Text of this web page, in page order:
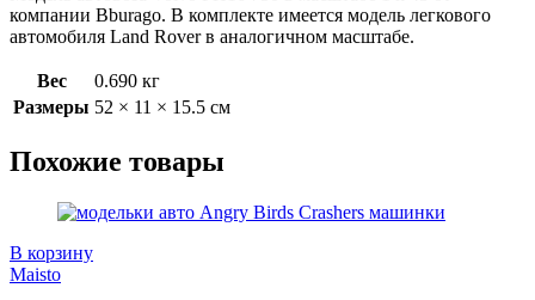
компании Bburago. В комплекте имеется модель легкового
автомобиля Land Rover в аналогичном масштабе.
Вес
0.690 кг
Размеры 52 × 11 × 15.5 см
Похожие товары
В корзину
Maisto